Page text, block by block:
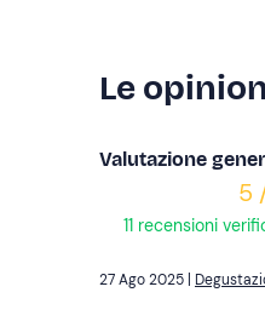
Le
Valutazione
5
11 recensioni